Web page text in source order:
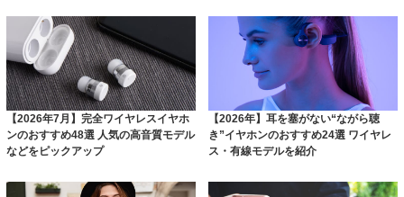
【2026年7月】完全ワイヤレスイヤホ
ンのおすすめ48選 人気の高音質モデル
などをピックアップ
【2026年】耳を塞がない“ながら聴
き”イヤホンのおすすめ24選 ワイヤレ
ス・有線モデルを紹介